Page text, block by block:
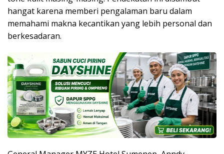
hangat karena memberi pengalaman baru dalam
memahami makna kecantikan yang lebih personal dan
berkesadaran.